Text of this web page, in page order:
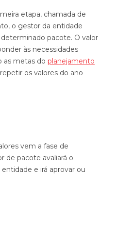
etapa, chamada de
o gestor da entidade
pacote. O valor
às necessidades
as metas do planejamento
os valores do ano
vem a fase de
de pacote avaliará o
e irá aprovar ou